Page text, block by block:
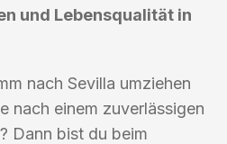
und Lebensqualität in
nach Sevilla umziehen
nach einem zuverlässigen
Dann bist du beim